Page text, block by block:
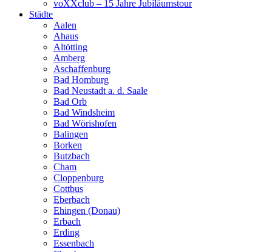
voXXclub – 15 Jahre Jubiläumstour
Städte
Aalen
Ahaus
Altötting
Amberg
Aschaffenburg
Bad Homburg
Bad Neustadt a. d. Saale
Bad Orb
Bad Windsheim
Bad Wörishofen
Balingen
Borken
Butzbach
Cham
Cloppenburg
Cottbus
Eberbach
Ehingen (Donau)
Erbach
Erding
Essenbach